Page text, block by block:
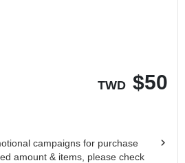
TWD $50
campaigns for purchase
amount & items, please check